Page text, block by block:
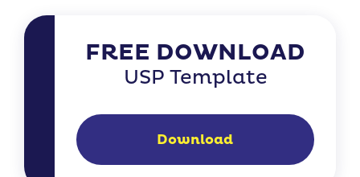
FREE DOWNLOAD
USP Template
Download